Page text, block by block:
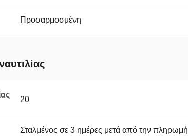
Προσαρμοσμένη
20
Σταλμένος σε 3 ημέρες μετά από την πληρωμή